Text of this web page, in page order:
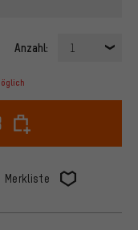
Anzahl: 1
Merkliste